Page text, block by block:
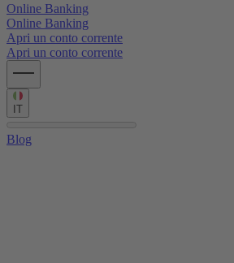
Online Banking
Online Banking
Apri un conto corrente
Apri un conto corrente
IT
Blog